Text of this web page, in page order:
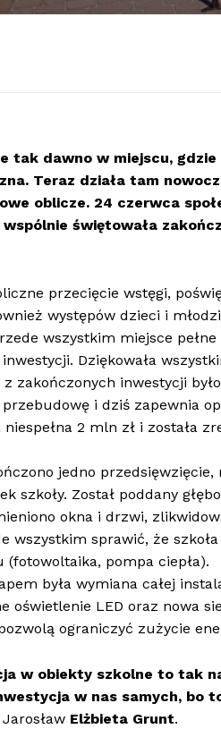
tak dawno w miejscu,
Teraz działa tam
oblicze. 24 czerwca
wspólnie świętowała
przecięcie wstęgi,
występów dzieci i
wszystkim miejsce
Dziękowała
z zakończonych inwestycji
i dziś zapewnia
niespełna 2 mln zł i została
jedno
szkoły. Został poddany
okna i drzwi,
wszystkim sprawić, że
(fotowoltaika, pompa ciepła).
była wymiana całej
oświetlenie LED oraz nowa
ograniczyć zużycie
w obiekty szkolne to tak
w nas samych, bo
Elżbieta Grunt.